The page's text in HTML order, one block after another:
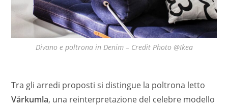
Divano e poltrona in Denim – Credit Photo @Ikea
Tra gli arredi proposti si distingue la poltrona letto
Vårkumla, una reinterpretazione del celebre modello